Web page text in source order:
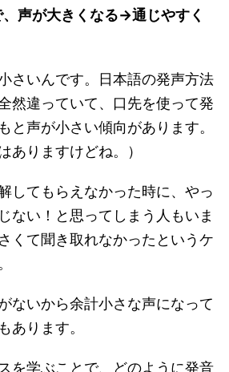
声が大きくなる→通じやすく
さいんです。日本語の発声方法
然違っていて、口先を使って発
と声が小さい傾向があります。
ありますけどね。）
してもらえなかった時に、やっ
ない！と思ってしまう人もいま
くて聞き取れなかったというケ
ないから余計小さな声になって
あります。
を学ぶことで、どのように発音